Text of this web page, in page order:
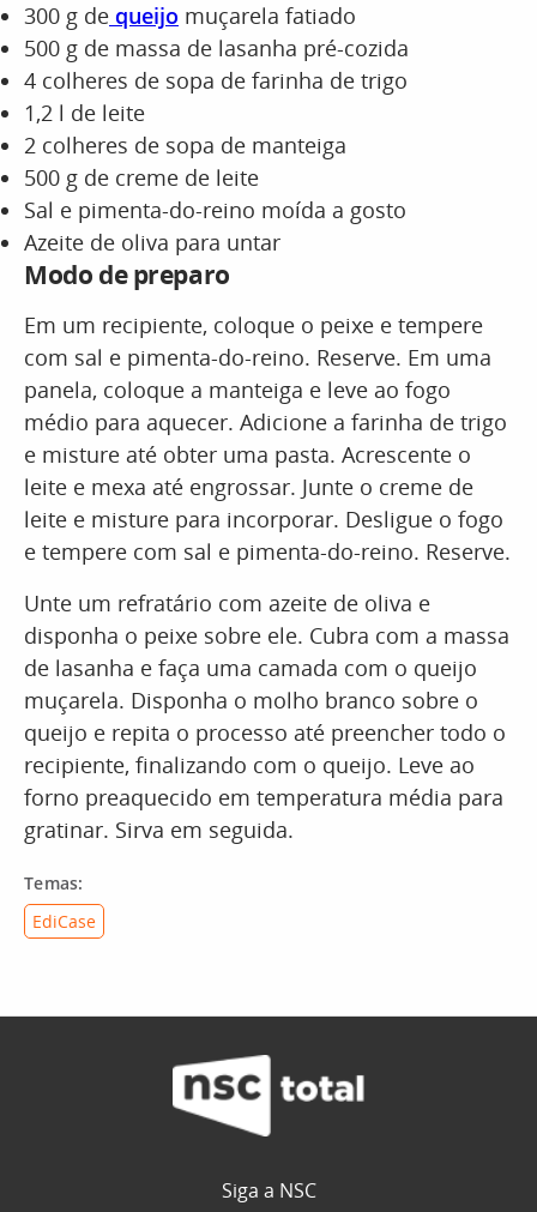
300 g de queijo muçarela fatiado
500 g de massa de lasanha pré-cozida
4 colheres de sopa de farinha de trigo
1,2 l de leite
2 colheres de sopa de manteiga
500 g de creme de leite
Sal e pimenta-do-reino moída a gosto
Azeite de oliva para untar
Modo de preparo
Em um recipiente, coloque o peixe e tempere
com sal e pimenta-do-reino. Reserve. Em uma
panela, coloque a manteiga e leve ao fogo
médio para aquecer. Adicione a farinha de trigo
e misture até obter uma pasta. Acrescente o
leite e mexa até engrossar. Junte o creme de
leite e misture para incorporar. Desligue o fogo
e tempere com sal e pimenta-do-reino. Reserve.
Unte um refratário com azeite de oliva e
disponha o peixe sobre ele. Cubra com a massa
de lasanha e faça uma camada com o queijo
muçarela. Disponha o molho branco sobre o
queijo e repita o processo até preencher todo o
recipiente, finalizando com o queijo. Leve ao
forno preaquecido em temperatura média para
gratinar. Sirva em seguida.
Temas:
EdiCase
Siga a NSC